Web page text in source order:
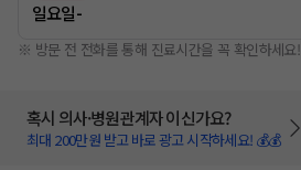
일요일-
※ 방문 전 전화를 통해 진료시간을 꼭 확인하세요!
혹시 의사·병원관계자 이신가요?
최대 200만원 받고 바로 광고 시작하세요! 💰💰